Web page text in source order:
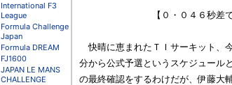
International F3
League
Formula Challenge
Japan
Formula DREAM
FJ1600
JAPAN LE MANS
CHALLENGE
【０・０４６秒差で２番
快晴に恵まれたＴＩサーキット、
分から公式予選というスケジュール
の最終確認をするわけだが、伊藤大